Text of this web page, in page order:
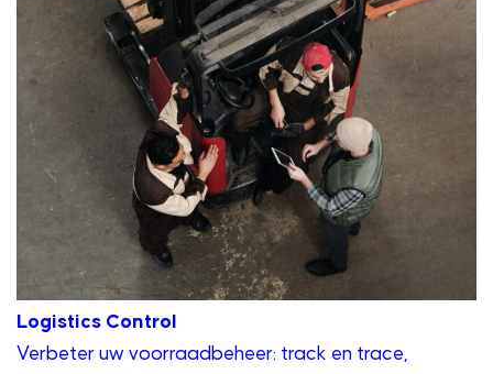
Logistics Control
Verbeter uw voorraadbeheer: track en trace,